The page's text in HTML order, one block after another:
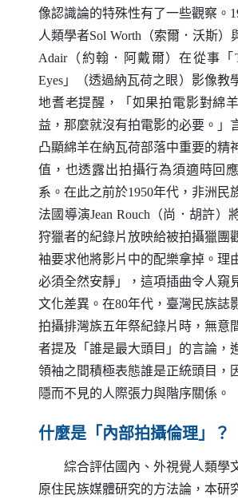
像認識論的特殊性有了一些觀察。
人類學者Sol Worth （索爾．沃斯）
Adair（約翰．阿戴爾）在從事「
Eyes 」（透過納瓦荷之眼）影像教
地耆老提醒，「如果拍電影對綿
益，那麼就沒有拍電影的必要。」
凸顯綿羊在納瓦荷部落中重要的精
值，也透露出拍攝行為須適時回
系。在此之前於1950年代，非洲民
法國導演Jean Rouch （尚．胡許）
狩獵者的紀錄片放映給被拍攝獵團
袖要求他將影片中的配樂拿掉。理
必須全然安靜」，這項插曲令人窺
文化差異。在80年代，臺灣民族誌
拍攝排灣族五年祭紀錄片時，無意
者提及「誰是最大頭目」的言論，
領袖之間積極表態誰是正統頭目，
隱而不見的人際張力與階序關係。
什麼是「內部拍攝倫理」？
綜合評估國內、外視覺人類學
原住民族媒體研究的方法論，本研